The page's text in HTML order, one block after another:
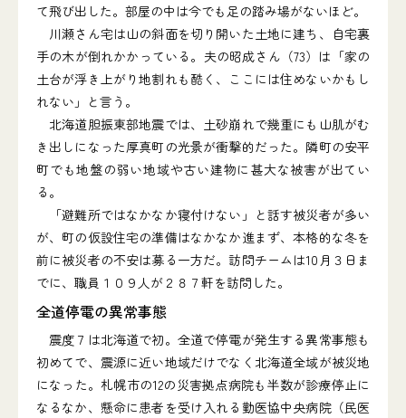
て飛び出した。部屋の中は今でも足の踏み場がないほど。
川瀬さん宅は山の斜面を切り開いた土地に建ち、自宅裏
手の木が倒れかかっている。夫の昭成さん（73）は「家の
土台が浮き上がり地割れも酷く、ここには住めないかもし
れない」と言う。
北海道胆振東部地震では、土砂崩れで幾重にも山肌がむ
き出しになった厚真町の光景が衝撃的だった。隣町の安平
町でも地盤の弱い地域や古い建物に甚大な被害が出てい
る。
「避難所ではなかなか寝付けない」と話す被災者が多い
が、町の仮設住宅の準備はなかなか進まず、本格的な冬を
前に被災者の不安は募る一方だ。訪問チームは10月３日ま
でに、職員１０９人が２８７軒を訪問した。
全道停電の異常事態
震度７は北海道で初。全道で停電が発生する異常事態も
初めてで、震源に近い地域だけでなく北海道全域が被災地
になった。札幌市の12の災害拠点病院も半数が診療停止に
なるなか、懸命に患者を受け入れる勤医協中央病院（民医